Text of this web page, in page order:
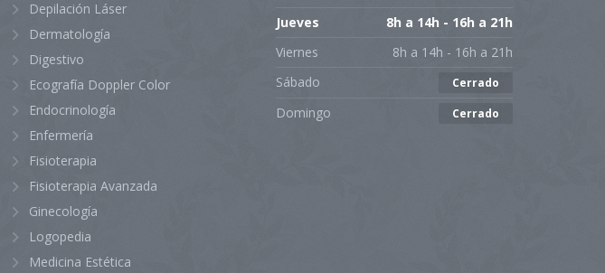
Depilación Láser
Dermatología
Digestivo
Ecografía Doppler Color
Endocrinología
Enfermería
Fisioterapia
Fisioterapia Avanzada
Ginecología
Logopedia
Medicina Estética
Jueves
8h a 14h - 16h a 21h
Viernes
8h a 14h - 16h a 21h
Sábado
Cerrado
Domingo Cerrado